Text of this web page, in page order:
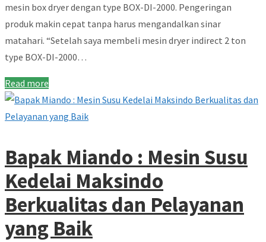
mesin box dryer dengan type BOX-DI-2000. Pengeringan
produk makin cepat tanpa harus mengandalkan sinar
matahari. “Setelah saya membeli mesin dryer indirect 2 ton
type BOX-DI-2000…
Read more
Bapak Miando : Mesin Susu
Kedelai Maksindo
Berkualitas dan Pelayanan
yang Baik